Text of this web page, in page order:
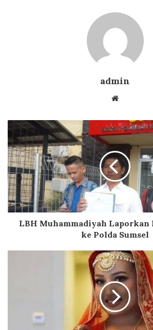
admin
Website
LBH Muhammadiyah Laporkan
ke Polda Sumsel